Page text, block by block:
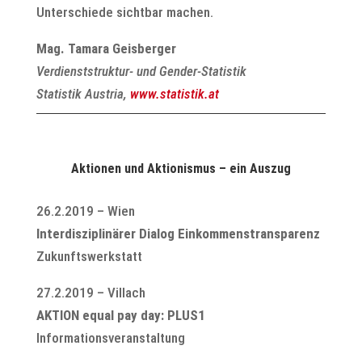
Unterschiede sichtbar machen.
Mag. Tamara Geisberger
Verdienststruktur- und Gender-Statistik
Statistik Austria, www.statistik.at
Aktionen und Aktionismus – ein Auszug
26.2.2019 – Wien
Interdisziplinärer Dialog Einkommenstransparenz
Zukunftswerkstatt
27.2.2019 – Villach
AKTION equal pay day: PLUS1
Informationsveranstaltung